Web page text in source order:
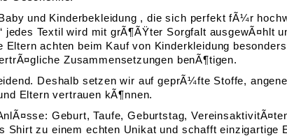
und Kinderbekleidung , die sich perfekt fÃ¼r
Textil wird mit grÃ¶ÃŸter Sorgfalt ausgewÃ¤hlt
achten beim Kauf von Kinderkleidung
Zusammensetzungen benÃ¶tigen.
Deshalb setzen wir auf geprÃ¼fte Stoffe,
Eltern vertrauen kÃ¶nnen.
Geburt, Taufe, Geburtstag,
zu einem echten Unikat und schafft einzigartige